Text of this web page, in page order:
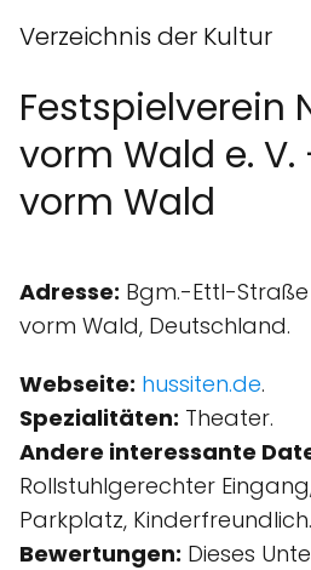
Verzeichnis der Kultur
Festspielverein
vorm Wald e.
vorm Wald
Adresse: Bgm.-Ettl-Straße
vorm Wald, Deutschland.
Webseite: hussiten.de.
Spezialitäten: Theater.
Andere interessante
Rollstuhlgerechter
Parkplatz, Kinder­freundlich.
Bewertungen: Dieses